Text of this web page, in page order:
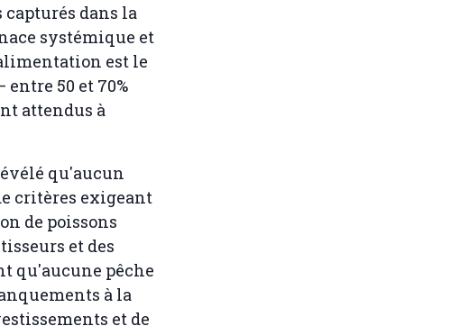
dans la
systémique et
est le
50 et 70%
attendus à
qu'aucun
critères exigeant
de poissons
et des
qu'aucune pêche
à la
et de